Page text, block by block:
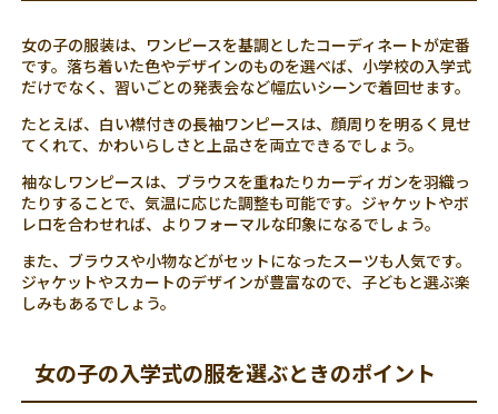
女の子の服装は、ワンピースを基調としたコーディネートが定番
です。落ち着いた色やデザインのものを選べば、小学校の入学式
だけでなく、習いごとの発表会など幅広いシーンで着回せます。
たとえば、白い襟付きの長袖ワンピースは、顔周りを明るく見せ
てくれて、かわいらしさと上品さを両立できるでしょう。
袖なしワンピースは、ブラウスを重ねたりカーディガンを羽織っ
たりすることで、気温に応じた調整も可能です。ジャケットやボ
レロを合わせれば、よりフォーマルな印象になるでしょう。
また、ブラウスや小物などがセットになったスーツも人気です。
ジャケットやスカートのデザインが豊富なので、子どもと選ぶ楽
しみもあるでしょう。
女の子の入学式の服を選ぶときのポイント